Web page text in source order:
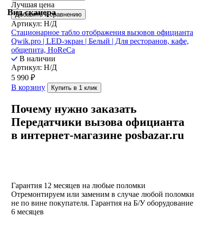
Вид сканера
Лучшая цена
Добавить к сравнению
Артикул: Н/Д
Стационарное табло отображения вызовов официанта
Qwik.pro | LED-экран | Белый | Для ресторанов, кафе,
общепита, HoReCa
В наличии
Артикул: Н/Д
5 990 ₽
В корзину
Купить в 1 клик
Почему нужно заказать
Передатчики вызова официанта
в интернет-магазине posbazar.ru
Гарантия 12 месяцев на любые поломки
Отремонтируем или заменим в случае любой поломки
не по вине покупателя. Гарантия на Б/У оборудование
6 месяцев